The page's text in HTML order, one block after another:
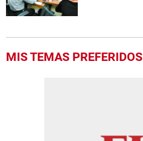
MIS TEMAS PREFERIDOS